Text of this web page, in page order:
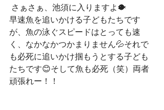
さぁさぁ、池須に入りますよ🐡
早速魚を追いかける子どもたちです
が、魚の泳ぐスピードはとっても速
く、なかなかつかまりません💦それで
も必死に追いかけ掴もうとする子ども
たちです😊そして魚も必死（笑）両者
頑張れー！！